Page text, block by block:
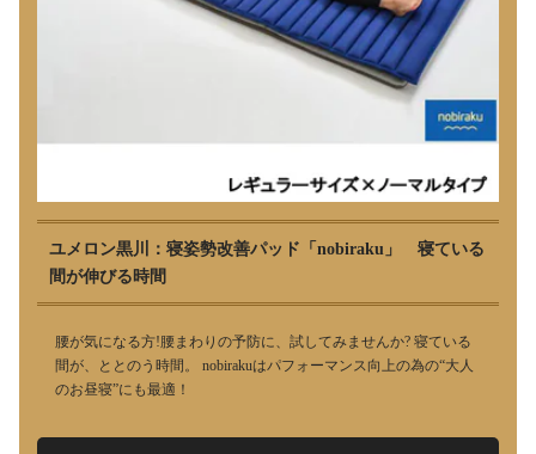
ユメロン黒川：寝姿勢改善パッド「nobiraku」 寝ている
間が伸びる時間
腰が気になる方!腰まわりの予防に、試してみませんか? 寝ている
間が、ととのう時間。 nobirakuはパフォーマンス向上の為の“大人
のお昼寝”にも最適！